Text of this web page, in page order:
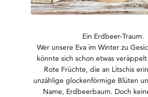
Ein Erdbeer-Traum.
Wer unsere Eva im Winter zu
könnte sich schon etwas
Rote Früchte, die an Litschis
unzählige glockenförmige Blüten
Name, Erdbeerbaum. Doch